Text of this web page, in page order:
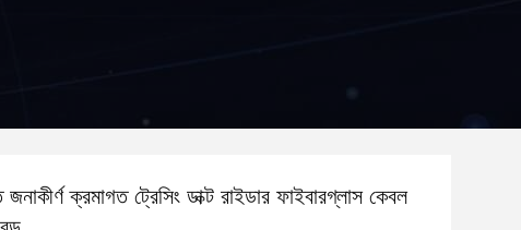
ক্রমাগত ট্রেসিং ডাক্ট রাইডার ফাইবারগ্লাস কেবল